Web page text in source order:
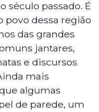
século passado. É
povo dessa região
das grandes
jantares,
e discursos
mais
algumas
de parede, um